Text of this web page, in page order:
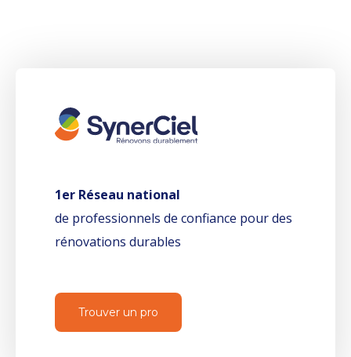
1er Réseau national
de professionnels de confiance pour des
rénovations durables
Trouver un pro